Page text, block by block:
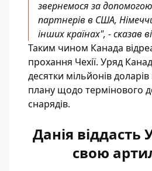
звернемося за
партнерів в США,
інших країнах", - сказав
Таким чином Канада
прохання Чехії. Уряд
десятки мільйонів
плану щодо термінового
снарядів.
Данія віддасть
свою